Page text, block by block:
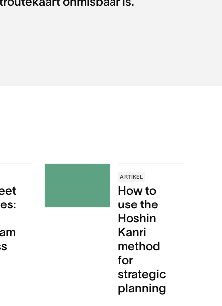
ARTIKEL
How to
use the
Hoshin
Kanri
method
for
strategic
planning